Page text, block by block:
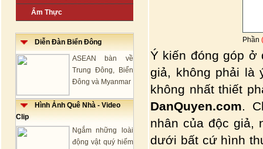
Ẩm Thực
Diễn Đàn Biển Đông
ASEAN bàn về
Trung Đông, Biển
Đông và Myanmar
Hình Ảnh Quê Nhà - Video
Clip
Ngắm những loài
động vật quý hiếm
Phần
Ý kiến đóng góp ở
giả, không phải là
không nhất thiết
DanQuyen.com.
nhân của độc giả,
dưới bất cứ hình